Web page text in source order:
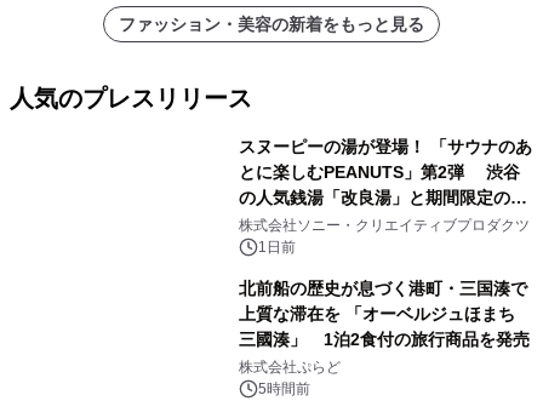
ファッション・美容の新着をもっと見る
人気のプレスリリース
スヌーピーの湯が登場！ 「サウナのあ
とに楽しむPEANUTS」第2弾 渋谷
の人気銭湯「改良湯」と期間限定のコ
ラボレーション サウナイキタイコラ
ボグッズも発売決定！
株式会社ソニー・クリエイティブプロダクツ
1日前
北前船の歴史が息づく港町・三国湊で
上質な滞在を 「オーベルジュほまち
三國湊」 1泊2食付の旅行商品を発売
株式会社ぷらど
5時間前